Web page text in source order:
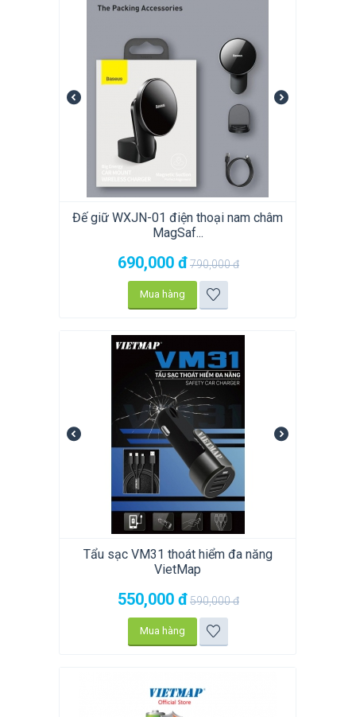
Đế giữ WXJN-01 điện thoại nam châm
MagSaf...
690,000 đ790,000đ
Mua hàng
Tẩu sạc VM31 thoát hiểm đa năng
VietMap
550,000 đ590,000đ
Mua hàng